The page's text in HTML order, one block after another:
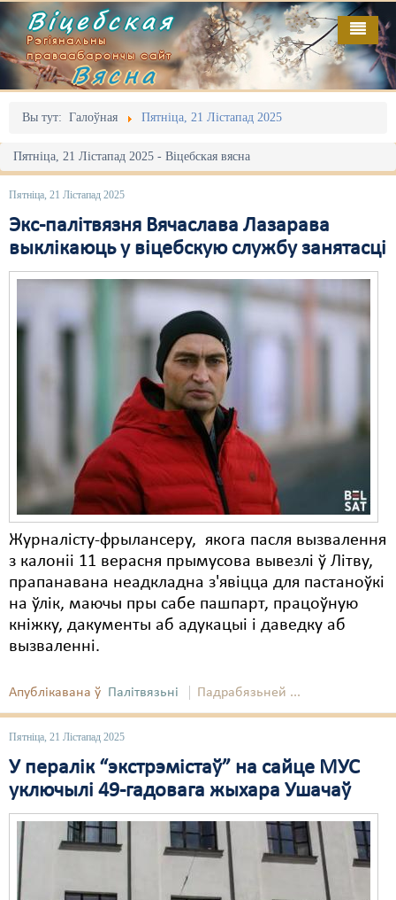
Віцебская
Рэгіянальны
праваабарончы сайт
Вясна
Вы тут: Галоўная Пятніца, 21 Лістапад 2025
Пятніца, 21 Лістапад 2025 - Віцебская вясна
Пятніца, 21 Лістапад 2025
Экс-палітвязня Вячаслава Лазарава
выклікаюць у віцебскую службу занятасці
Журналісту-фрылансеру, якога пасля вызвалення
з калоніі 11 верасня прымусова вывезлі ў Літву,
прапанавана неадкладна з'явіцца для пастаноўкі
на ўлік, маючы пры сабе пашпарт, працоўную
кніжку, дакументы аб адукацыі і даведку аб
вызваленні.
Апублікавана ў Палітвязьні Падрабязьней ...
Пятніца, 21 Лістапад 2025
У пералік “экстрэмістаў” на сайце МУС
уключылі 49-гадовага жыхара Ушачаў
Галоўная
Адміністрацыйны перасьлед
Акцыі
Выбары
Грамадзянскія ініцыятывы
Дыскрымінацыя
Карная псыхіятрыя
Культурныя правы
ЛПП
Мігранты
Палітвязьні
Праваабаронцы
Пэнітэнцыярная сыстэма
Рознае
Свабода слова
Свабода сумленьня
Суд
Выданьні
Відэа
Пра нас
RSS